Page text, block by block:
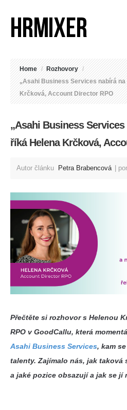
Home / Rozhovory /
„Asahi Business Services nabírá na
Krčková, Account Director RPO
„Asahi Business
říká Helena Krčková,
Autor článku Petra Brabencová
Přečtěte si rozhovor s Helenou
RPO v GoodCallu, která
Asahi Business Services, kam
talenty. Zajímalo nás, jak
a jaké pozice obsazují a jak se jí